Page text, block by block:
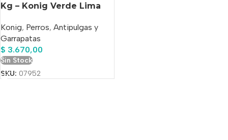
Kg – Konig Verde Lima
Konig, Perros, Antipulgas y
Garrapatas
$ 3.670,00
Sin Stock
SKU: 07952